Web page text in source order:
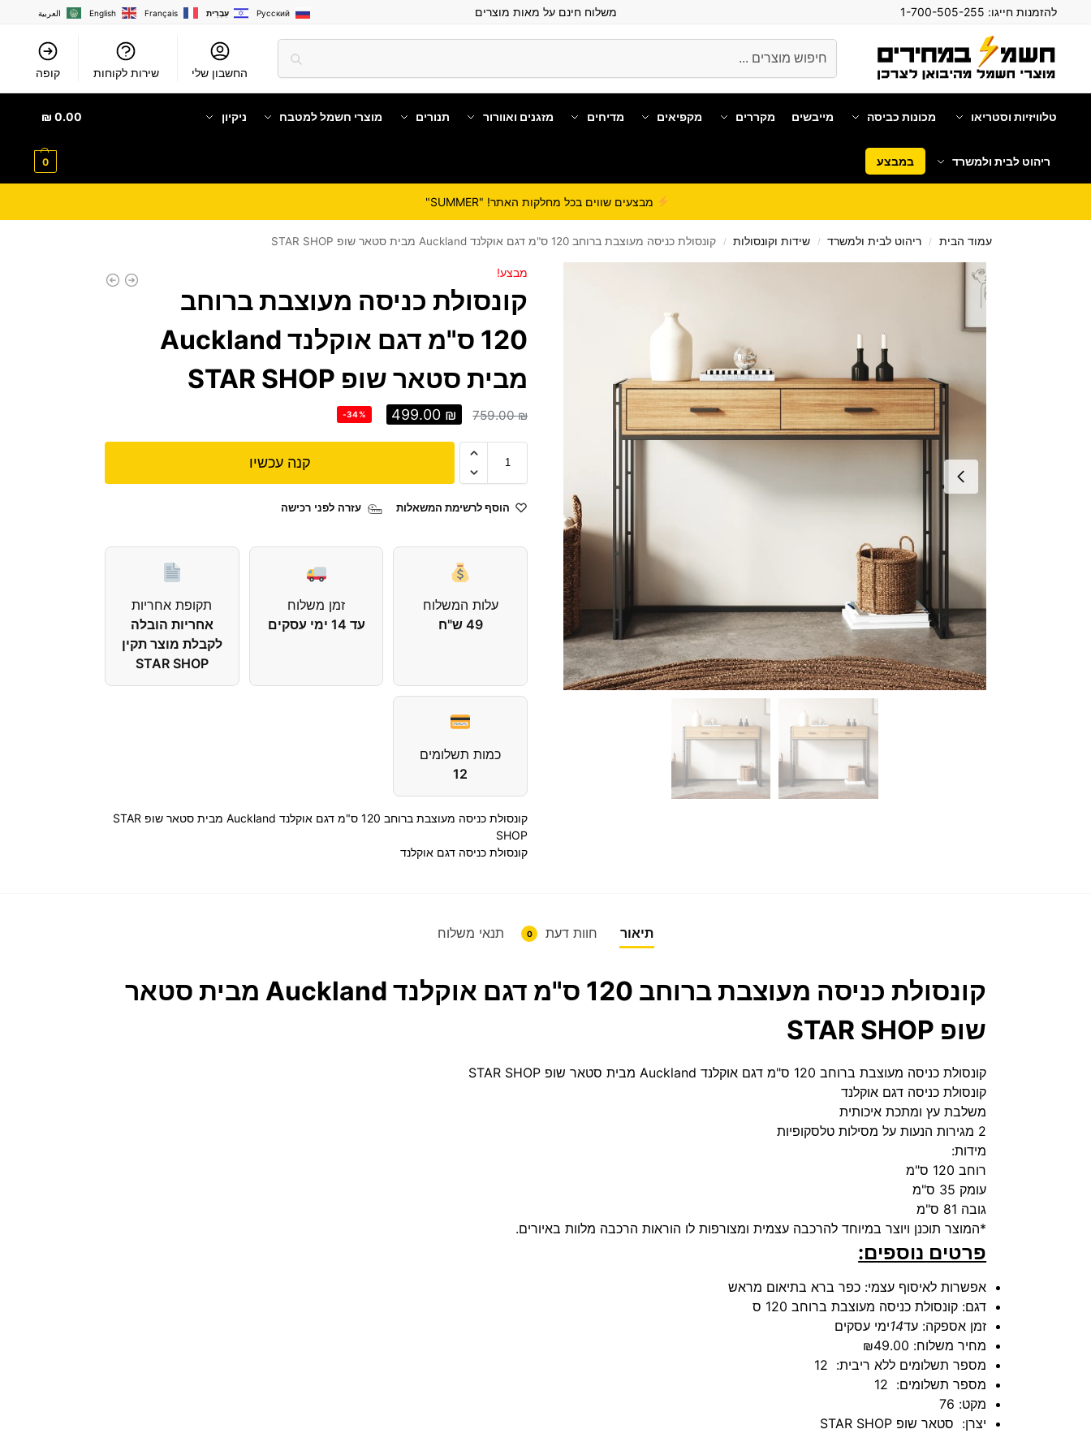
להזמנות חייגו: משלוח חינם על מאות מוצרים العربية English Français עִבְרִית Русский
החשבון שלי שירות לקוחות קופה
טלוויזיות וסטריאו מכונות כביסה מייבשים מקררים מקפיאים מדיחים מזגנים ואוורור תנורים מוצרי חשמל למטבח ניקיון
ריהוט לבית ולמשרד במבצע
0.00
₪
0
מבצעים שווים בכל מחלקות האתר! "SUMMER"
עמוד הבית / ריהוט לבית ולמשרד / שידות וקונסולות / קונסולת כניסה מעוצבת ברוחב 120 ס"מ דגם אוקלנד Auckland מבית סטאר שופ STAR SHOP
מבצע!
קונסולת כניסה מעוצבת ברוחב
120 ס"מ דגם אוקלנד Auckland
מבית סטאר שופ STAR SHOP
759.00₪
499.00 ₪
-34%
קנה עכשיו
הוסף לרשימת המשאלות עזרה לפני רכישה
עלות המשלוח
49 ש"ח
זמן משלוח
עד 14 ימי עסקים
תקופת אחריות
אחריות הובלה
לקבלת מוצר תקין
STAR SHOP
כמות תשלומים
12
קונסולת כניסה מעוצבת ברוחב 120 ס"מ דגם אוקלנד Auckland מבית סטאר שופ STAR
SHOP
קונסולת כניסה דגם אוקלנד
תיאור חוות דעת 0 תנאי משלוח
קונסולת כניסה מעוצבת ברוחב 120 ס"מ דגם אוקלנד Auckland מבית סטאר
שופ STAR SHOP
קונסולת כניסה מעוצבת ברוחב 120 ס"מ דגם אוקלנד Auckland מבית סטאר שופ STAR SHOP
קונסולת כניסה דגם אוקלנד
משלבת עץ ומתכת איכותית
2 מגירות הנעות על מסילות טלסקופיות
מידות:
רוחב 120 ס"מ
עומק 35 ס"מ
גובה 81 ס"מ
*המוצר תוכנן ויוצר במיוחד להרכבה עצמית ומצורפות לו הוראות הרכבה מלוות באיורים.
פרטים נוספים:
אפשרות לאיסוף עצמי: כפר ברא בתיאום מראש
דגם: קונסולת כניסה מעוצבת ברוחב 120 ס
זמן אספקה: עד14ימי עסקים
מחיר משלוח: ₪49.00
מספר תשלומים ללא ריבית: 12
מספר תשלומים: 12
מקט: 76
יצרן: סטאר שופ STAR SHOP